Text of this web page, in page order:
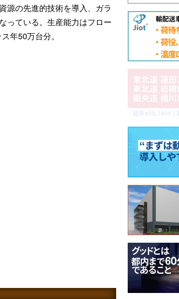
源の先進的技術を導入、ガラ
っている。生産能力はフロー
年50万台分。